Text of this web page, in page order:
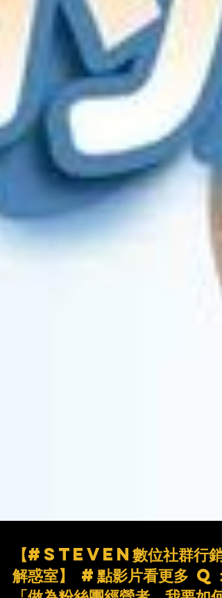
【#Steven數位社群行銷